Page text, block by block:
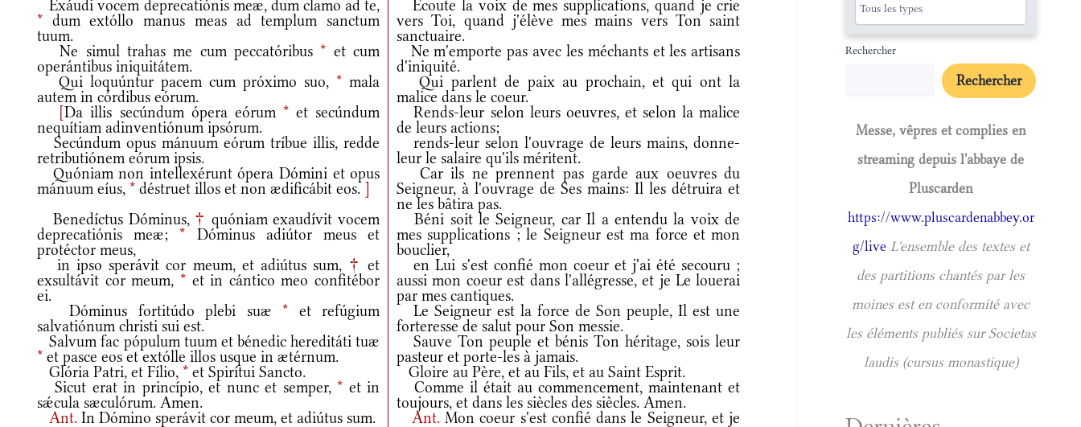
Exáudi vocem deprecatiónis meæ, dum clamo ad te,
* dum extóllo manus meas ad templum sanctum
tuum.
Ecoute la voix de mes supplications, quand je crie
vers Toi, quand j'élève mes mains vers Ton saint
sanctuaire.
Ne simul trahas me cum peccatóribus * et cum
operántibus iniquitátem.
Ne m'emporte pas avec les méchants et les artisans
d'iniquité.
Qui loquúntur pacem cum próximo suo, * mala
autem in córdibus eórum.
Qui parlent de paix au prochain, et qui ont la
malice dans le coeur.
[Da illis secúndum ópera eórum *et secúndum
nequítiam adinventiónum ipsórum.
Rends-leur selon leurs oeuvres, et selon la malice
de leurs actions;
Secúndum opus mánuum eórum tríbue illis, redde
retributiónem eórum ipsis.
rends-leur selon l'ouvrage de leurs mains, donne-
leur le salaire qu'ils méritent.
Quóniam non intellexérunt ópera Dómini et opus
mánuum eíus, * déstruet illos et non ædificábit eos.]
Car ils ne prennent pas garde aux oeuvres du
Seigneur, à l'ouvrage de Ses mains: Il les détruira et
ne les bâtira pas.
Benedíctus Dóminus, † quóniam exaudívit vocem
deprecatiónis meæ; * Dóminus adiútor meus et
protéctor meus,
Béni soit le Seigneur, car Il a entendu la voix de
mes supplications ; le Seigneur est ma force et mon
bouclier,
in ipso sperávit cor meum, et adiútus sum, † et
exsultávit cor meum, *et in cántico meo confitébor
ei.
en Lui s'est confié mon coeur et j'ai été secouru ;
aussi mon coeur est dans l'allégresse, et je Le louerai
par mes cantiques.
Dóminus fortitúdo plebi suæ * et refúgium
salvatiónum christi sui est.
Le Seigneur est la force de Son peuple, Il est une
forteresse de salut pour Son messie.
Salvum fac pópulum tuum et bénedic hereditáti tuæ
* et pasce eos et extólle illos usque in ætérnum.
Sauve Ton peuple et bénis Ton héritage, sois leur
pasteur et porte-les à jamais.
Glória Patri, et Fílio, * et Spirítui Sancto.
Gloire au Père, et au Fils, et au Saint Esprit.
Sicut erat in princípio, et nunc et semper, * et in
sǽcula sæculórum. Amen.
Comme il était au commencement, maintenant et
toujours, et dans les siècles des siècles. Amen.
Ant. In Dómino sperávit cor meum, et adiútus sum. Ant.Mon coeur s'est confié dans le Seigneur, et je
Rechercher
Rechercher
Messe, vêpres et complies en
streaming depuis l'abbaye de
Pluscarden
https://www.pluscardenabbey.or
g/live L'ensemble des textes et
des partitions chantés par les
moines est en conformité avec
les éléments publiés sur Societas
laudis (cursus monastique)